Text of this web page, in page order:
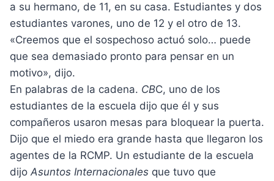
a su hermano, de 11, en su casa. Estudiantes y dos
estudiantes varones, uno de 12 y el otro de 13.
«Creemos que el sospechoso actuó solo… puede
que sea demasiado pronto para pensar en un
motivo», dijo.
En palabras de la cadena. CBC, uno de los
estudiantes de la escuela dijo que él y sus
compañeros usaron mesas para bloquear la puerta.
Dijo que el miedo era grande hasta que llegaron los
agentes de la RCMP. Un estudiante de la escuela
dijo Asuntos Internacionales que tuvo que